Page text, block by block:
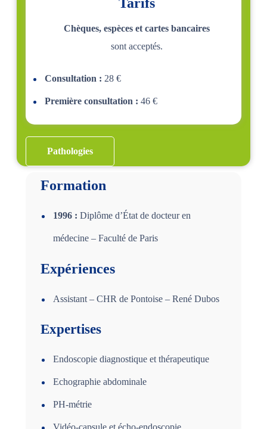
Tarifs
Chèques, espèces et cartes bancaires
sont acceptés.
Consultation : 28 €
Première consultation : 46 €
Pathologies
Formation
1996 : Diplôme d’État de docteur en
médecine – Faculté de Paris
Expériences
Assistant – CHR de Pontoise – René Dubos
Expertises
Endoscopie diagnostique et thérapeutique
Echographie abdominale
PH-métrie